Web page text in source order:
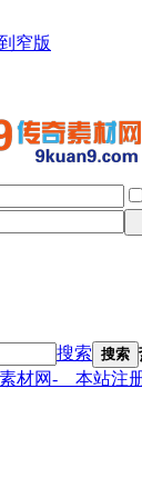
窄版
搜索 搜索
材网-＿本站注